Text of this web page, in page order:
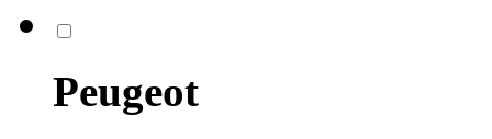
Peugeot